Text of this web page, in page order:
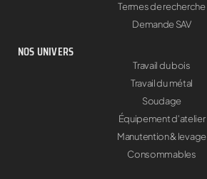
Termes de recherche
Demande SAV
NOS UNIVERS
Travail du bois
Travail du métal
Soudage
Équipement d'atelier
Manutention & levage
Consommables